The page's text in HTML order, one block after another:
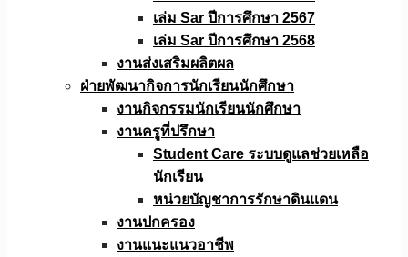
เล่ม Sar ปีการศึกษา 2567
เล่ม Sar ปีการศึกษา 2568
งานส่งเสริมผลิตผล
ฝ่ายพัฒนากิจการนักเรียนนักศึกษา
งานกิจกรรมนักเรียนนักศึกษา
งานครูที่ปรึกษา
Student Care ระบบดูแลช่วยเหลือ
นักเรียน
หน่วยบัญชาการรักษาดินแดน
งานปกครอง
งานแนะแนวอาชีพ